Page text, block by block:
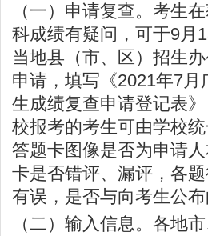
（一）申请复查。考生
科成绩有疑问，可于9月
当地县（市、区）招生
申请，填写《2021年7
生成绩复查申请登记表
校报考的考生可由学校
答题卡图像是否为申请
卡是否错评、漏评，各
有误，是否与向考生公布
（二）输入信息。各地